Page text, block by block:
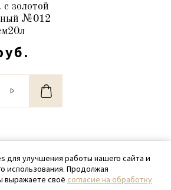
золотой
№012
2020 - 2026 SamPack
7 (918) 699-97-87
для улучшения работы нашего сайта и
использования. Продолжая
выражаете своё согласие на обработку